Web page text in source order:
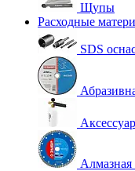
Щупы
Расходные
SDS
Алмазная